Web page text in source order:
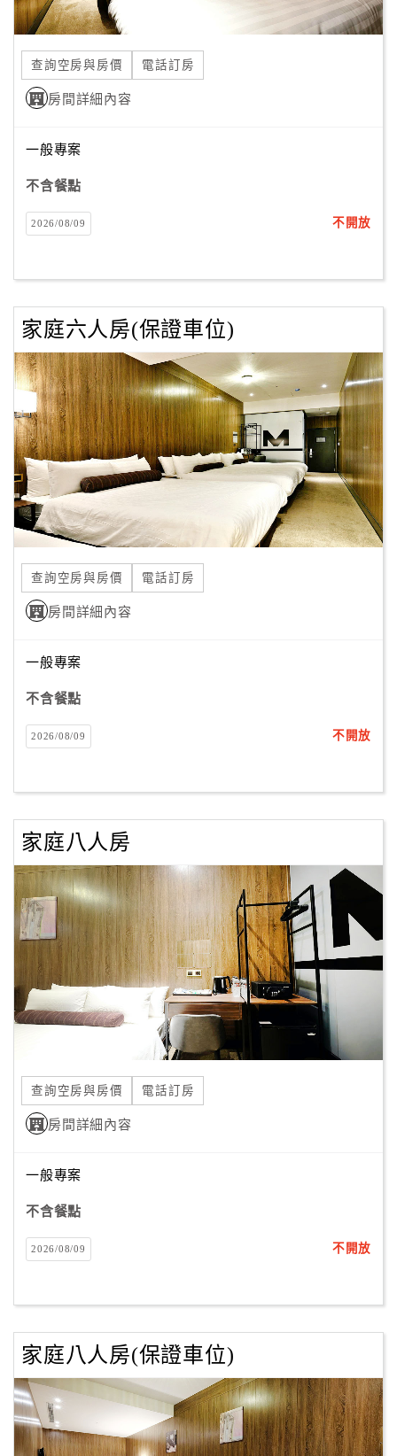
查詢空房與房價 電話訂房
房間詳細內容
一般專案
不含餐點
2026/08/09 不開放
家庭六人房(保證車位)
查詢空房與房價 電話訂房
房間詳細內容
一般專案
不含餐點
2026/08/09 不開放
家庭八人房
查詢空房與房價 電話訂房
房間詳細內容
一般專案
不含餐點
2026/08/09 不開放
家庭八人房(保證車位)